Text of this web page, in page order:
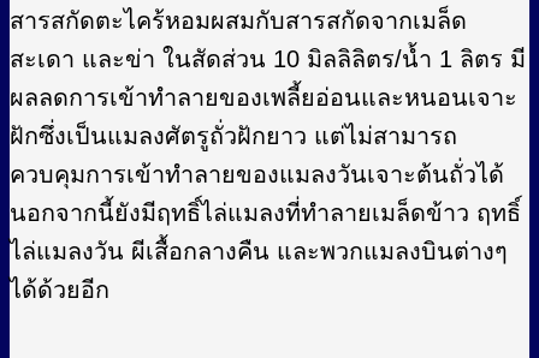
สารสกัดตะไคร้หอมผสมกับสารสกัดจากเมล็ด
สะเดา และข่า ในสัดส่วน 10 มิลลิลิตร/น้ำ 1 ลิตร มี
ผลลดการเข้าทำลายของเพลี้ยอ่อนและหนอนเจาะ
ฝักซึ่งเป็นแมลงศัตรูถั่วฝักยาว แต่ไม่สามารถ
ควบคุมการเข้าทำลายของแมลงวันเจาะต้นถั่วได้
นอกจากนี้ยังมีฤทธิ์ไล่แมลงที่ทำลายเมล็ดข้าว ฤทธิ์
ไล่แมลงวัน ผีเสื้อกลางคืน และพวกแมลงบินต่างๆ
ได้ด้วยอีก